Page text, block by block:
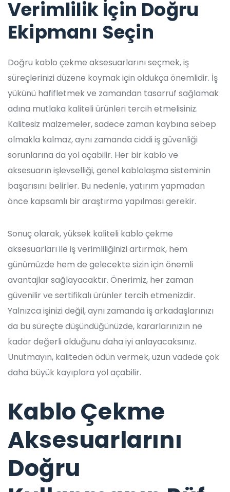
Verimlilik İçin Doğru
Ekipmanı Seçin
Doğru kablo çekme aksesuarlarını seçmek, iş
süreçlerinizi düzene koymak için oldukça önemlidir. İş
yükünü hafifletmek ve zamandan tasarruf sağlamak
adına mutlaka kaliteli ürünleri tercih etmelisiniz.
Kalitesiz malzemeler, sadece zaman kaybına sebep
olmakla kalmaz, aynı zamanda ciddi iş güvenliği
sorunlarına da yol açabilir. Her bir kablo ve
aksesuarın işlevselliği, genel kablolaşma sisteminin
başarısını belirler. Bu nedenle, yatırım yapmadan
önce kapsamlı bir araştırma yapılması gerekir.
Sonuç olarak, yüksek kaliteli kablo çekme
aksesuarları ile iş verimliliğinizi artırmak, hem
günümüzde hem de gelecekte sizin için önemli
avantajlar sağlayacaktır. Önerimiz, her zaman
güvenilir ve sertifikalı ürünler tercih etmenizdir.
Yalnızca işinizi değil, aynı zamanda iş arkadaşlarınızı
da bu süreçte düşündüğünüzde, kararlarınızın ne
kadar değerli olduğunu daha iyi anlayacaksınız.
Unutmayın, kaliteden ödün vermek, uzun vadede çok
daha büyük kayıplara yol açabilir.
Kablo Çekme
Aksesuarlarını
Doğru